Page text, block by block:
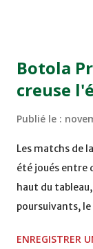
Mardi 06/12/
DE FES - FES
Botola
creuse
Publié le :
Les matchs de
été joués entre
haut du
poursuivants,
2, Badr
ENREGISTRER